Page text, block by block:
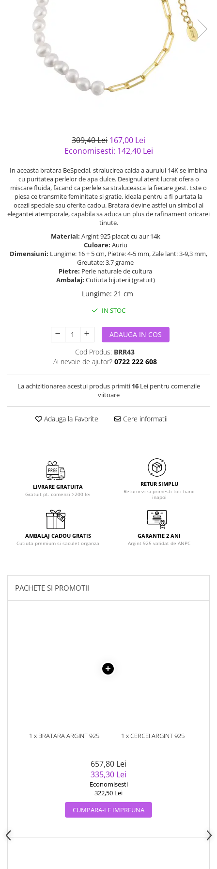
semipretioase
Bijuterii argint placat cu aur
Bijuterii argint cu diverse
materiale
Bijuterii argint cu murano
Bijuterii de Lux
Bijuterii gotice si rock
Bijuterii Handmade
Bijuterii fantezie
Casete si cutii de bijuterii
309,40 Lei 167,00 Lei
Economisesti: 142,40 Lei
In aceasta bratara BeSpecial, stralucirea calda a aurului 14K se imbina
cu puritatea perlelor de apa dulce. Designul atent lucrat ofera o
miscare fluida, facand ca perlele sa straluceasca la fiecare gest. Este o
piesa ce transmite feminitate si gratie, ideala pentru a fi purtata la
ocazii speciale sau oferita cadou. Bratara devine astfel un simbol al
elegantei atemporale, capabila sa aduca un plus de rafinament oricarei
tinute.
Material: Argint 925 placat cu aur 14k
Culoare: Auriu
Dimensiuni: Lungime: 16 + 5 cm, Pietre: 4-5 mm, Zale lant: 3-9,3 mm,
Greutate: 3,7 grame
Pietre: Perle naturale de cultura
Ambalaj: Cutiuta bijuterii (gratuit)
Lungime: 21 cm
IN STOC
ADAUGA IN COS
Cod Produs: BRR43
Ai nevoie de ajutor? 0722 222 608
La achizitionarea acestui produs primiti 16Lei pentru comenzile
viitoare
Adauga la Favorite Cere informatii
LIVRARE GRATUITA
Gratuit pt. comenzi >200 lei
RETUR SIMPLU
Returnezi si primesti toti banii
inapoi
AMBALAJ CADOU GRATIS
Cutiuta premium si saculet organza
GARANTIE 2 ANI
Argint 925 validat de ANPC
PACHETE SI PROMOTII
1 x BRATARA ARGINT 925
1 x CERCEI ARGINT 925
657,80 Lei
335,30 Lei
Economisesti
322,50 Lei
CUMPARA-LE IMPREUNA